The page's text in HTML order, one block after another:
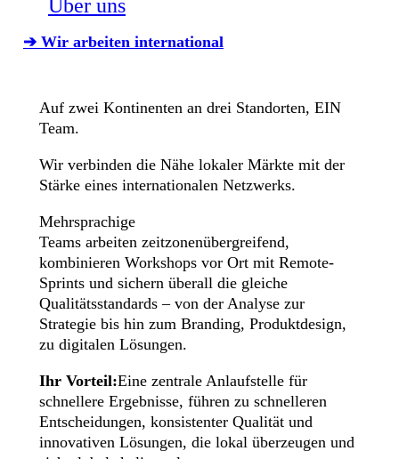
Über uns
➔ Wir arbeiten international
Auf zwei Kontinenten an drei Standorten, EIN
Team.
Wir verbinden die Nähe lokaler Märkte mit der
Stärke eines internationalen Netzwerks.
Mehrsprachige
Teams arbeiten zeitzonenübergreifend,
kombinieren Workshops vor Ort mit Remote-
Sprints und sichern überall die gleiche
Qualitätsstandards – von der Analyse zur
Strategie bis hin zum Branding, Produktdesign,
zu digitalen Lösungen.
Ihr Vorteil:Eine zentrale Anlaufstelle für
schnellere Ergebnisse, führen zu schnelleren
Entscheidungen, konsistenter Qualität und
innovativen Lösungen, die lokal überzeugen und